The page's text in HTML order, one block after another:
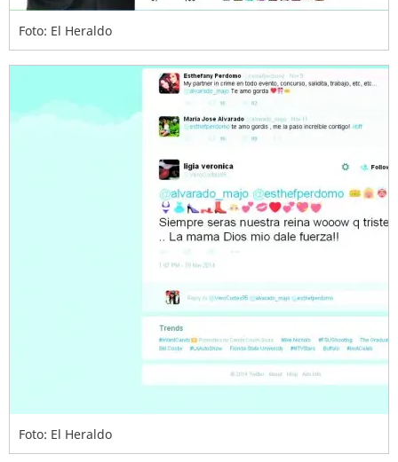
Foto: El Heraldo
Foto: El Heraldo